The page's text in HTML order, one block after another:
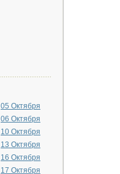
05 Октября
06 Октября
10 Октября
13 Октября
16 Октября
17 Октября